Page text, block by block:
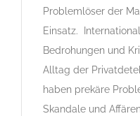
Problemlöser der
Einsatz.
Bedrohungen und
Alltag der
haben prekäre
Skandale und